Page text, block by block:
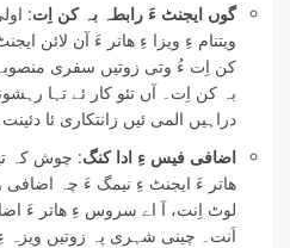
گوں ایجنٹ ءَ رابطہ بہ کن اِت:
ویتنام ءِ ویزا ءِ ھاتر ءَ آن لائن
کن اِت ءُ وتی زوتیں سفری
بہ کن اِت۔ آں تئو کار ئے تہا
دراہیں المی ئیں زانتکاری ئا دئینت۔
اضافی فیس ءِ ادا کنگ: چوش کہ
ھاتر ءَ ایجنٹ ءِ نیمگ ءَ چہ
لوٹ اِنت، آ اے سروس ءِ ھاتر ءَ
اَنت۔ چینی شہری پہ زوتیں